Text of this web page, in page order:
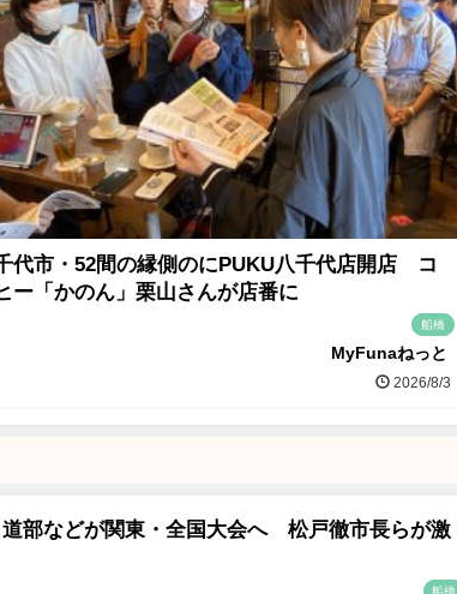
代市・52間の縁側のにPUKU八千代店開店 コ
ー「かのん」栗山さんが店番に
船橋
MyFunaねっと
2026/8/3
部などが関東・全国大会へ 松戸徹市長らが激
船橋